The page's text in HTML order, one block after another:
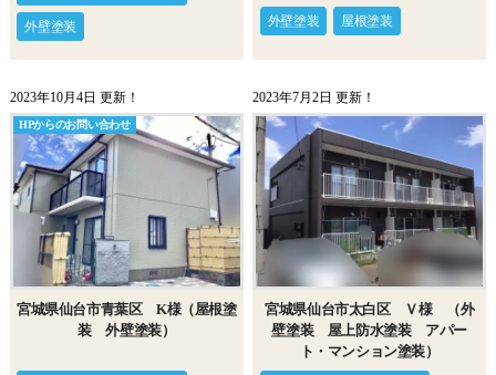
外壁塗装 外壁塗装 屋根塗装
2023年10月4日 更新！
HPからのお問い合わせ
宮城県仙台市青葉区 K様（屋根塗
装 外壁塗装）
2023年7月2日 更新！
宮城県仙台市太白区 Ｖ様 （外
壁塗装 屋上防水塗装 アパー
ト・マンション塗装）